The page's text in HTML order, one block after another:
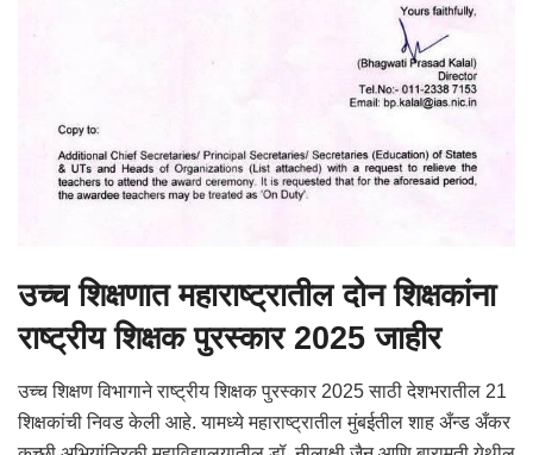
उच्च शिक्षणात महाराष्ट्रातील दोन शिक्षकांना
राष्ट्रीय शिक्षक पुरस्कार 2025जाहीर
उच्च शिक्षण विभागाने राष्ट्रीय शिक्षक पुरस्कार 2025 साठी देशभरातील 21
शिक्षकांची निवड केली आहे. यामध्ये महाराष्ट्रातील मुंबईतील शाह अँन्ड अँकर